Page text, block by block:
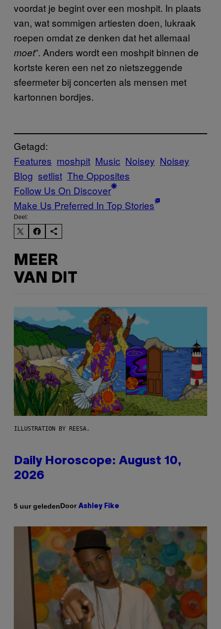
voordat je begint over een moshpit. In plaats
van, wat sommigen artiesten doen, lukraak
roepen omdat ze denken dat het allemaal
moet”. Anders wordt een moshpit binnen de
kortste keren een net zo nietszeggende
sfeermeter bij concerten als mensen met
kartonnen bordjes.
Getagd:
Features moshpit Music Noisey Noisey
Blog setlist The Opposites
Follow Us On Discover
Make Us Preferred In Top Stories
Deel:
MEER
VAN DIT
ILLUSTRATION BY REESA.
Daily Horoscope: August 10,
2026
5 uur geledenDoor Ashley Fike